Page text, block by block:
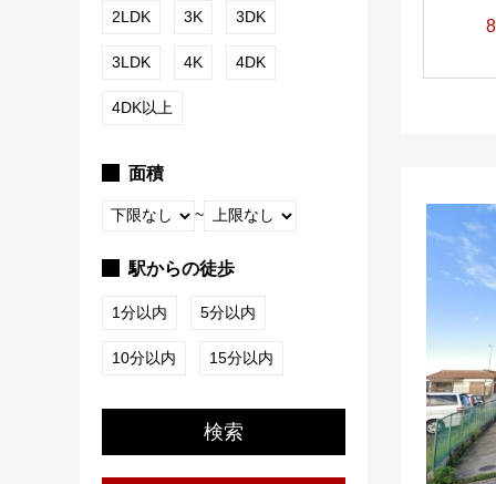
2LDK 3K 3DK
3LDK 4K 4DK
4DK以上
面積
~
駅からの徒歩
1分以内 5分以内
10分以内 15分以内
検索